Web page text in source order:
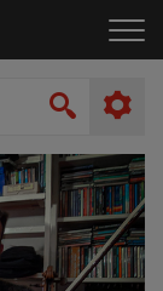
le